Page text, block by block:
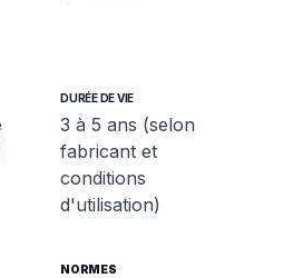
DURÉE DE VIE
3 à 5 ans (selon
fabricant et
conditions
d'utilisation)
NORMES